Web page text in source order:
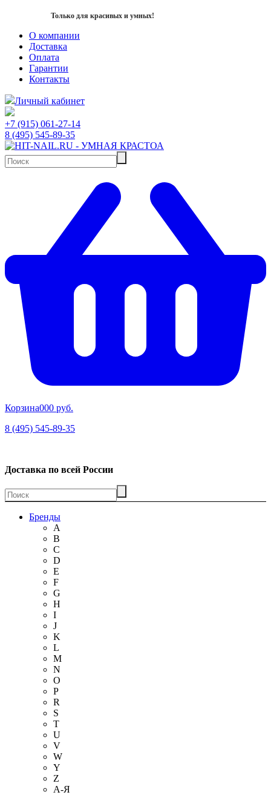
Только для красивых и умных!
О компании
Доставка
Оплата
Гарантии
Контакты
Личный кабинет
+7 (915) 061-27-14
8 (495) 545-89-35
Корзина000 руб.
8 (495) 545-89-35
Доставка по всей России
Бренды
A
B
C
D
E
F
G
H
I
J
K
L
M
N
O
P
R
S
T
U
V
W
Y
Z
А-Я